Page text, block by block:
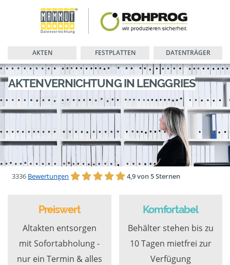
AKTEN FESTPLATTEN DATENTRÄGER
AKTENVERNICHTUNG IN LENGGRIES
3336 Bewertungen 4,9 von 5 Sternen
Preiswert
Altakten entsorgen
mit Sofortabholung -
nur ein Termin & alles
Komfortabel
Behälter stehen bis zu
10 Tagen mietfrei zur
Verfügung